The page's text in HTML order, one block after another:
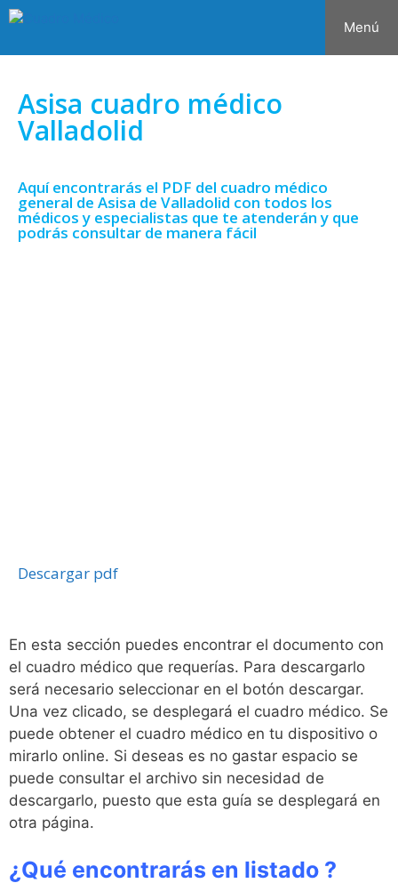
Menú
Asisa cuadro médico
Valladolid
Aquí encontrarás el PDF del cuadro médico
general de Asisa de Valladolid con todos los
médicos y especialistas que te atenderán y que
podrás consultar de manera fácil
Descargar pdf
En esta sección puedes encontrar el documento con
el cuadro médico que requerías. Para descargarlo
será necesario seleccionar en el botón descargar.
Una vez clicado, se desplegará el cuadro médico. Se
puede obtener el cuadro médico en tu dispositivo o
mirarlo online. Si deseas es no gastar espacio se
puede consultar el archivo sin necesidad de
descargarlo, puesto que esta guía se desplegará en
otra página.
¿Qué encontrarás en listado ?